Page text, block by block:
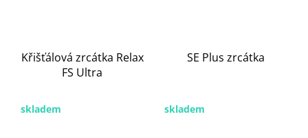
Křišťálová zrcátka Relax
FS Ultra
skladem
SE Plus zrcátka
skladem